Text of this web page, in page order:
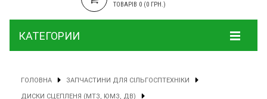
ТОВАРІВ 0 (0 ГРН.)
КАТЕГОРИИ
ГОЛОВНА ЗАПЧАСТИНИ ДЛЯ СІЛЬГОСПТЕХНІКИ
ДИСКИ СЦЕПЛЕНЯ (МТЗ, ЮМЗ, ДВ)